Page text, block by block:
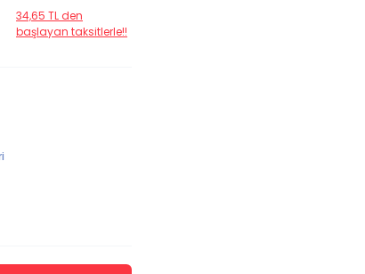
34,65 TL den
başlayan taksitlerle!!